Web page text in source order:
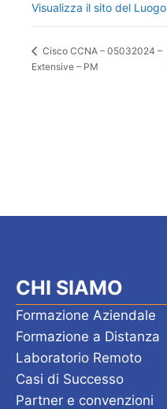
Visualizza il sito del Luogo
Cisco CCNA – 05032024 –
Extensive – PM
CHI SIAMO
Formazione Aziendale
Formazione a Distanza
Laboratorio Remoto
Casi di Successo
Partner e convenzioni